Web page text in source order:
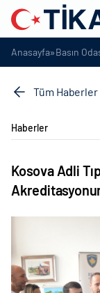
Anasayfa»Basın
Tüm Haberler
Haberler
Kosova Adli